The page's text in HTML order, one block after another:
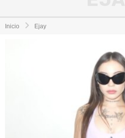
Inicio Ejay